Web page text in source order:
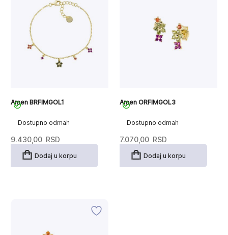
Dostupno odmah
Amen BRFIMGOL1
9.430,00 RSD
Dodaj u korpu
Dostupno odmah
Amen ORFIMGOL3
7.070,00 RSD
Dodaj u korpu